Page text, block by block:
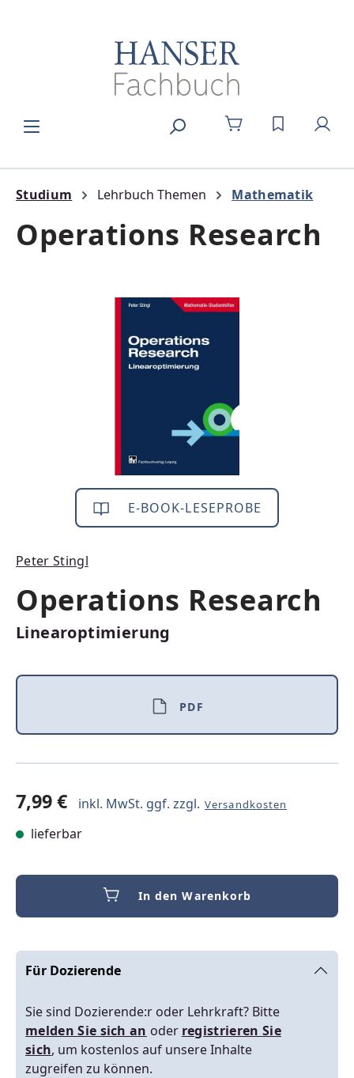
DU HAST 0
Studium Lehrbuch Themen Mathematik
Operations Research
Bildergalerie überspringen
E-BOOK-LESEPROBE
Peter Stingl
Operations Research
Linearoptimierung
PDF
7,99 € inkl. MwSt. ggf. zzgl. Versandkosten
lieferbar
In den Warenkorb
Für Dozierende
Sie sind Dozierende:r oder Lehrkraft? Bitte
melden Sie sich an oder registrieren Sie
sich, um kostenlos auf unsere Inhalte
zugreifen zu können.